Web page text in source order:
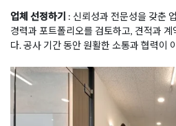
업체 선정하기 : 신뢰성과 전문성을 갖춘
경력과 포트폴리오를 검토하고, 견적과
다. 공사 기간 동안 원활한 소통과 협력이